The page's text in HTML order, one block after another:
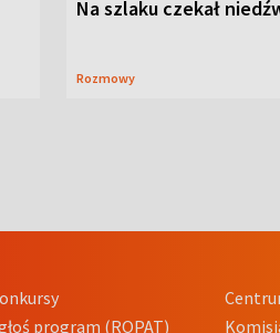
Na szlaku czekał
Rozmowy
program (ROPAT)